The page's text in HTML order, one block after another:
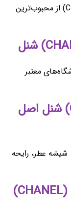
شنل بلو د شنل (CHANEL Bleu de CHANEL) از محبوب‌ترین
معتبر
چطور عطر و ادکلن (CHANEL) شنل اصل
عطر، رایحه
کدام سری عطر و ادکلن مردانه (CHANEL)